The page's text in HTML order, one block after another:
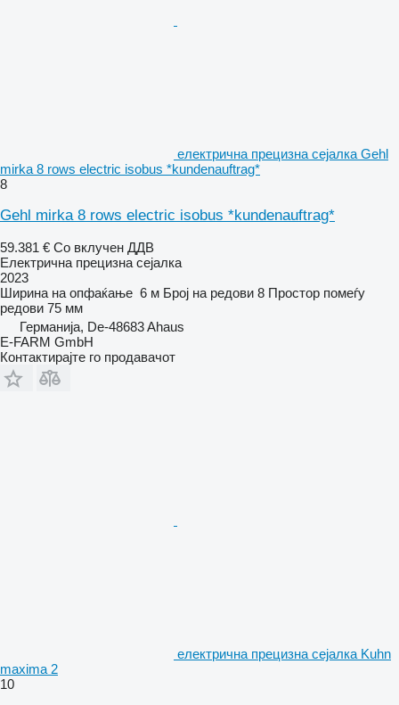
електрична прецизна сејалка Gehl
mirka 8 rows electric isobus *kundenauftrag*
8
Gehl mirka 8 rows electric isobus *kundenauftrag*
59.381 € Со вклучен ДДВ
Електрична прецизна сејалка
2023
Ширина на опфаќање 6 м Број на редови 8 Простор помеѓу
редови 75 мм
Германија, De-48683 Ahaus
E-FARM GmbH
Контактирајте го продавачот
електрична прецизна сејалка Kuhn
maxima 2
10